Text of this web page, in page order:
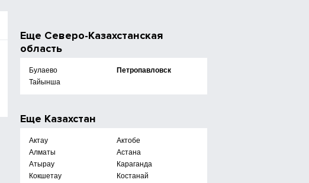
Еще Северо-Казахстанская
область
Булаево
Петропавловск
Тайынша
Еще Казахстан
Актау
Актобе
Алматы
Астана
Атырау
Караганда
Кокшетау
Костанай